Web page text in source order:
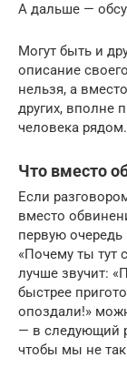
А дальше —
Могут быть и
описание
нельзя, а
других, вполне
человека
Что вместо
Если
вместо
первую
«Почему ты тут
лучше звучит:
быстрее
опоздали!»
— в следующий
чтобы мы не